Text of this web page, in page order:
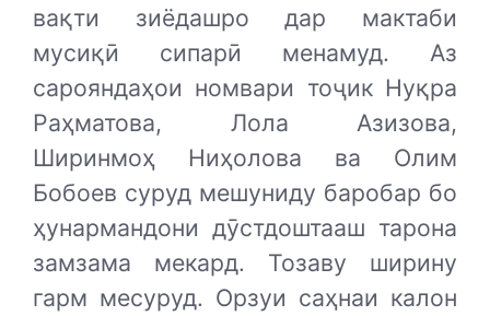
вақти зиёдашро дар мактаби
мусиқӣ сипарӣ менамуд. Аз
сарояндаҳои номвари тоҷик Нуқра
Раҳматова, Лола Азизова,
Ширинмоҳ Ниҳолова ва Олим
Бобоев суруд мешуниду баробар бо
ҳунармандони дӯстдоштааш тарона
замзама мекард. Тозаву ширину
гарм месуруд. Орзуи саҳнаи калон